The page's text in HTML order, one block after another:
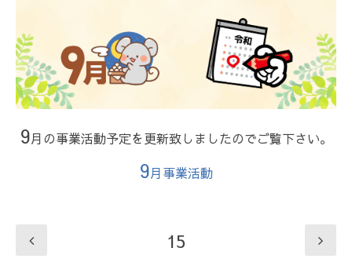
9月の事業活動予定を更新致しましたのでご覧下さい。
9月事業活動
15